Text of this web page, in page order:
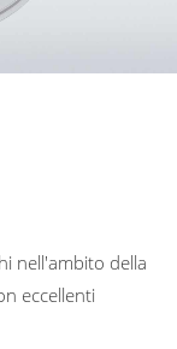
nell'ambito della
eccellenti